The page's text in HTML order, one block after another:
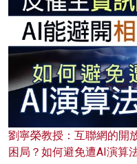
劉寧榮教授：互聯網的開
困局？如何避免遭AI演算